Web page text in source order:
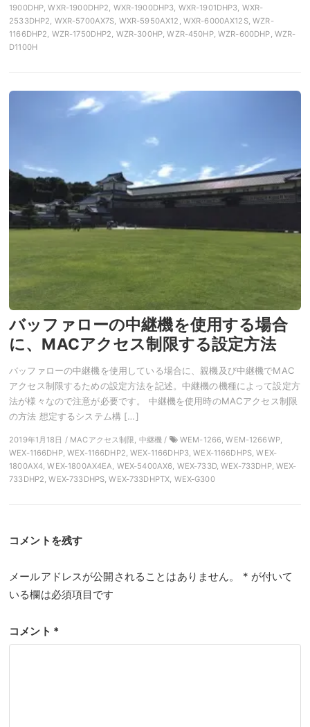
1900DHP, WXR-1900DHP2, WXR-1900DHP3, WXR-1901DHP3, WXR-
2533DHP2, WXR-5700AX7S, WXR-5950AX12, WXR-6000AX12S, WZR-
1166DHP2, WZR-1750DHP2, WZR-300HP, WZR-450HP, WZR-600DHP, WZR-
D1100H
バッファローの中継機を使用する場合
に、MACアクセス制限する設定方法
バッファローの中継機を使用している場合に、親機及び中継機でMAC
アクセス制限するための設定方法を記述。中継機の機種によって設定方
法が様々なので注意が必要です。 中継機を使用時のMACアクセス制限
の方法 想定するシステム構 […]
2019年1月18日 / MACアクセス制限, 中継機 /
WEM-1266, WEM-1266WP,
WEX-1166DHP, WEX-1166DHP2, WEX-1166DHP3, WEX-1166DHPS, WEX-
1800AX4, WEX-1800AX4EA, WEX-5400AX6, WEX-733D, WEX-733DHP, WEX-
733DHP2, WEX-733DHPS, WEX-733DHPTX, WEX-G300
コメントを残す
メールアドレスが公開されることはありません。 * が付いて
いる欄は必須項目です
コメント *